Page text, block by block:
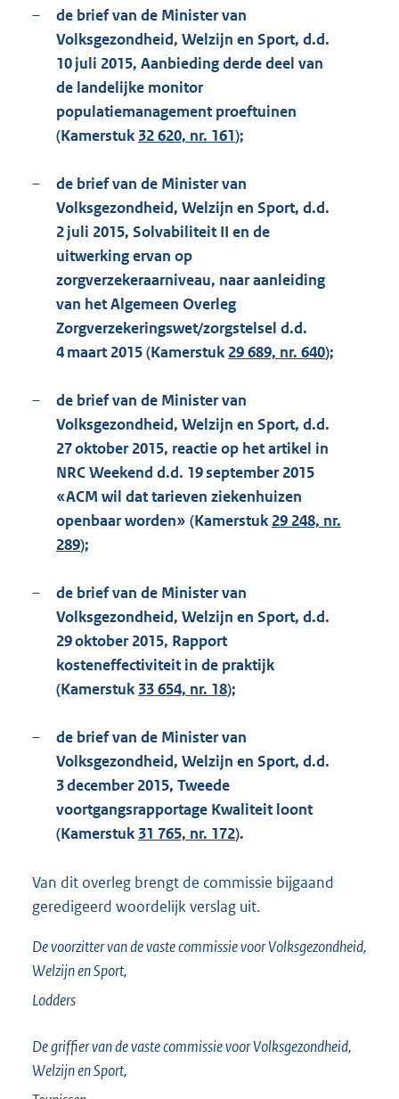
–
de brief van de Minister van
Volksgezondheid, Welzijn en Sport, d.d.
10 juli 2015, Aanbieding derde deel van
de landelijke monitor
populatiemanagement proeftuinen
(Kamerstuk 32 620, nr. 161);
–
de brief van de Minister van
Volksgezondheid, Welzijn en Sport, d.d.
2 juli 2015, Solvabiliteit II en de
uitwerking ervan op
zorgverzekeraarniveau, naar aanleiding
van het Algemeen Overleg
Zorgverzekeringswet/zorgstelsel d.d.
4 maart 2015 (Kamerstuk 29 689, nr. 640);
–
de brief van de Minister van
Volksgezondheid, Welzijn en Sport, d.d.
27 oktober 2015, reactie op het artikel in
NRC Weekend d.d. 19 september 2015
«ACM wil dat tarieven ziekenhuizen
openbaar worden» (Kamerstuk 29 248, nr.
289);
–
de brief van de Minister van
Volksgezondheid, Welzijn en Sport, d.d.
29 oktober 2015, Rapport
kosteneffectiviteit in de praktijk
(Kamerstuk 33 654, nr. 18);
–
de brief van de Minister van
Volksgezondheid, Welzijn en Sport, d.d.
3 december 2015, Tweede
voortgangsrapportage Kwaliteit loont
(Kamerstuk 31 765, nr. 172).
Van dit overleg brengt de commissie bijgaand
geredigeerd woordelijk verslag uit.
De voorzitter van de vaste commissie voor Volksgezondheid,
Welzijn en Sport,
Lodders
De griffier van de vaste commissie voor Volksgezondheid,
Welzijn en Sport,